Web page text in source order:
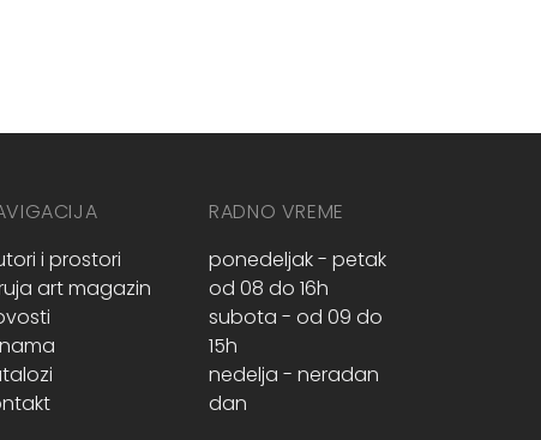
i prostori
art magazin
RADNO VREME
ponedeljak - petak
od 08 do 16h
subota - od 09 do
15h
nedelja - neradan
dan